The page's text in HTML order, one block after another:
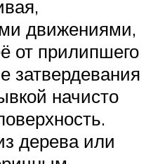
движениями,
от прилипшего
затвердевания
начисто
дерева или